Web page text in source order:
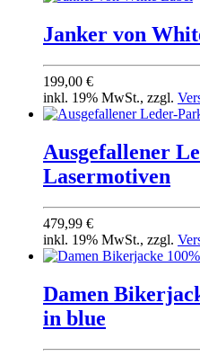
Jan­ker von
199,00 €
inkl. 19% MwSt., zzgl.
Ausgefallener
Lasermotiven
479,99 €
inkl. 19% MwSt., zzgl.
Damen
in blue